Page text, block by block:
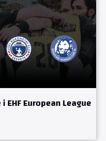
European League